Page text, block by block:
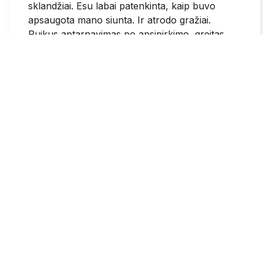
sklandžiai. Esu labai patenkinta, kaip buvo
apsaugota mano siunta. Ir atrodo gražiai.
Puikus aptarnavimas po apsipirkimo, greitas